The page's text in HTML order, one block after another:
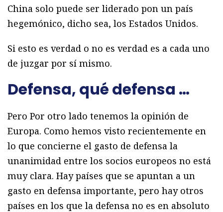
China solo puede ser liderado pon un país
hegemónico, dicho sea, los Estados Unidos.
Si esto es verdad o no es verdad es a cada uno
de juzgar por sí mismo.
Defensa, qué defensa …
Pero Por otro lado tenemos la opinión de
Europa. Como hemos visto recientemente en
lo que concierne el gasto de defensa la
unanimidad entre los socios europeos no está
muy clara. Hay países que se apuntan a un
gasto en defensa importante, pero hay otros
países en los que la defensa no es en absoluto